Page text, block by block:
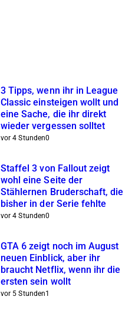
3 Tipps, wenn ihr in League
Classic einsteigen wollt und
eine Sache, die ihr direkt
wieder vergessen solltet
vor 4 Stunden0
Staffel 3 von Fallout zeigt
wohl eine Seite der
Stählernen Bruderschaft, die
bisher in der Serie fehlte
vor 4 Stunden0
GTA 6 zeigt noch im August
neuen Einblick, aber ihr
braucht Netflix, wenn ihr die
ersten sein wollt
vor 5 Stunden1